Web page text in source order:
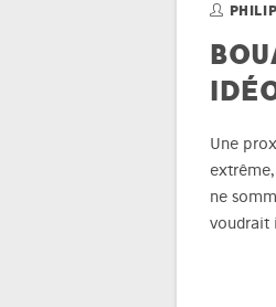
Une
ne
voudrait